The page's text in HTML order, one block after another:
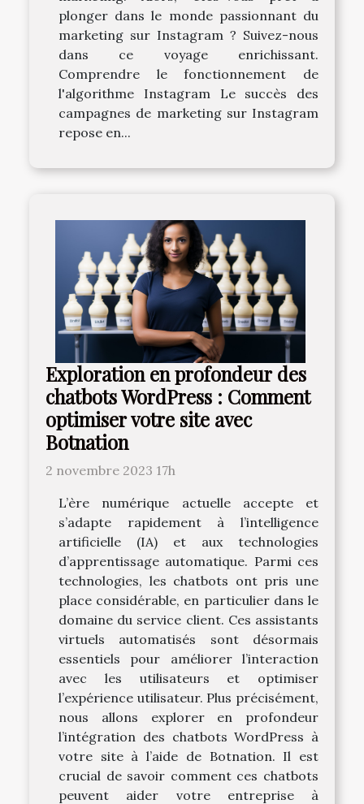
plonger dans le monde passionnant du
marketing sur Instagram ? Suivez-nous
dans ce voyage enrichissant.
Comprendre le fonctionnement de
l'algorithme Instagram Le succès des
campagnes de marketing sur Instagram
repose en...
Exploration en profondeur des
chatbots WordPress : Comment
optimiser votre site avec
Botnation
2 novembre 2023 17h
L’ère numérique actuelle accepte et
s’adapte rapidement à l’intelligence
artificielle (IA) et aux technologies
d’apprentissage automatique. Parmi ces
technologies, les chatbots ont pris une
place considérable, en particulier dans le
domaine du service client. Ces assistants
virtuels automatisés sont désormais
essentiels pour améliorer l’interaction
avec les utilisateurs et optimiser
l’expérience utilisateur. Plus précisément,
nous allons explorer en profondeur
l’intégration des chatbots WordPress à
votre site à l’aide de Botnation. Il est
crucial de savoir comment ces chatbots
peuvent aider votre entreprise à